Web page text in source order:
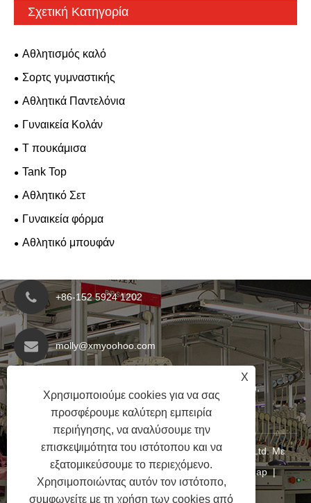
Σχετική Κατηγορία
Αθλητισμός καλό
Σορτς γυμναστικής
Αθλητικά Παντελόνια
Γυναικεία Κολάν
T πουκάμισα
Tank Top
Αθλητικό Σετ
Γυναικεία φόρμα
Αθλητικό μπουφάν
+86-152 5924 1202
molly@xmyoohoo.com
No.98 Xiangxing Rd, περιοχή Xiang'an, Fujian,
Κίνα. 361101
Copyright © 2024 Xiamen Evaricky Trading Co., Ltd. Με
επιφύλαξη παντός δικαιώματοςLinks Sitemap|
RSS
| Πολιτική Απορρήτου
X
Χρησιμοποιούμε cookies για να σας
προσφέρουμε καλύτερη εμπειρία
περιήγησης, να αναλύσουμε την
επισκεψιμότητα του ιστότοπου και να
εξατομικεύσουμε το περιεχόμενο.
Χρησιμοποιώντας αυτόν τον ιστότοπο,
συμφωνείτε με τη χρήση των cookies από